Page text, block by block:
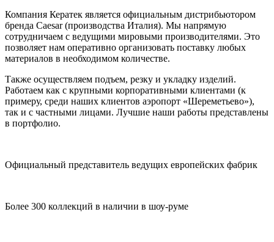
Компания Кератек является официальным дистрибьютором
бренда Caesar (производства Италия). Мы напрямую
сотрудничаем с ведущими мировыми производителями. Это
позволяет нам оперативно организовать поставку любых
материалов в необходимом количестве.
Также осуществляем подъем, резку и укладку изделий.
Работаем как с крупными корпоративными клиентами (к
примеру, среди наших клиентов аэропорт «Шереметьево»),
так и с частными лицами. Лучшие наши работы представлены
в портфолио.
Официальный представитель ведущих европейских фабрик
Более 300 коллекций в наличии в шоу-руме